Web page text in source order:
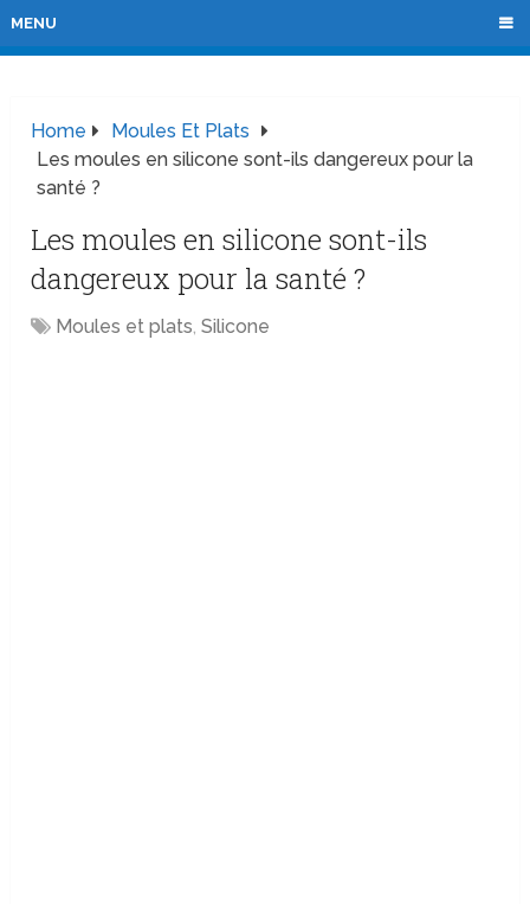
MENU
Home
Moules Et Plats
Les moules en silicone sont-ils dangereux pour la
santé ?
Les moules en silicone sont-ils
dangereux pour la santé ?
Moules et plats,Silicone